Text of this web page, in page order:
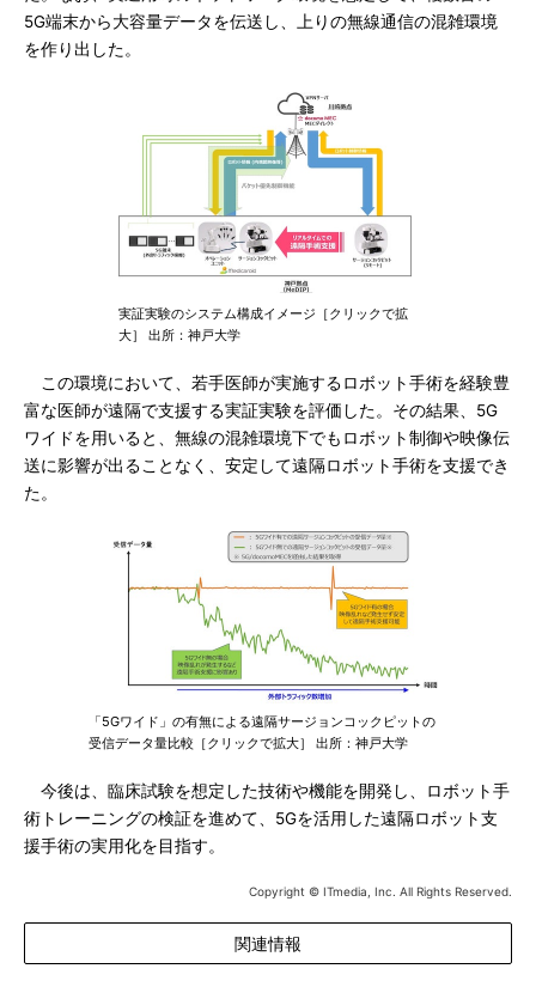
5G端末から大容量データを伝送し、上りの無線通信の混雑環境
を作り出した。
実証実験のシステム構成イメージ［クリックで拡
大］ 出所：神戸大学
この環境において、若手医師が実施するロボット手術を経験豊
富な医師が遠隔で支援する実証実験を評価した。その結果、5G
ワイドを用いると、無線の混雑環境下でもロボット制御や映像伝
送に影響が出ることなく、安定して遠隔ロボット手術を支援でき
た。
「5Gワイド」の有無による遠隔サージョンコックピットの
受信データ量比較［クリックで拡大］ 出所：神戸大学
今後は、臨床試験を想定した技術や機能を開発し、ロボット手
術トレーニングの検証を進めて、5Gを活用した遠隔ロボット支
援手術の実用化を目指す。
Copyright © ITmedia, Inc. All Rights Reserved.
関連情報